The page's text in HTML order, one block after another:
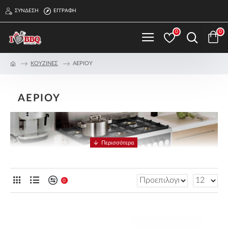
ΣΎΝΔΕΣΗ ΕΓΓΡΑΦΉ
0 0
ΚΟΥΖΙΝΕΣ ΑΕΡΙΟΥ
ΑΕΡΙΟΥ
0